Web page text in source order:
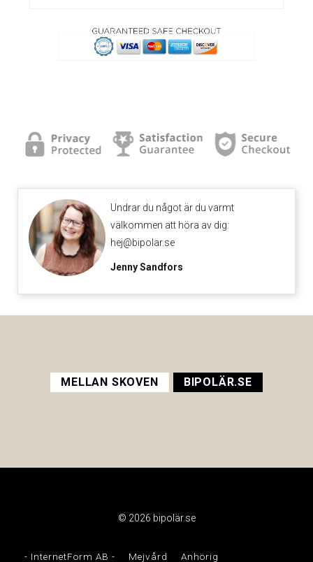
Undrar du något är du varmt
välkommen att höra av dig:
hej@bipolar.se
Jenny Sandfors
MELLAN SKOVEN BIPOLÄR.SE
© 2026 bipolär.se
- InternetForm AB - Mejvård Anhörig